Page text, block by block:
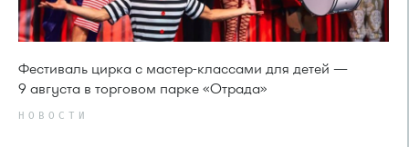
Фестиваль цирка с мастер-классами для детей —
9 августа в торговом парке «Отрада»
НОВОСТИ